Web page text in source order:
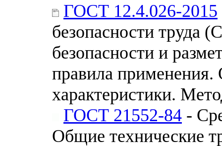
ГОСТ 12.4.026-2015
безопасности труда
безопасности и
правила применения.
характеристики.
ГОСТ 21552-84 -
Общие технические